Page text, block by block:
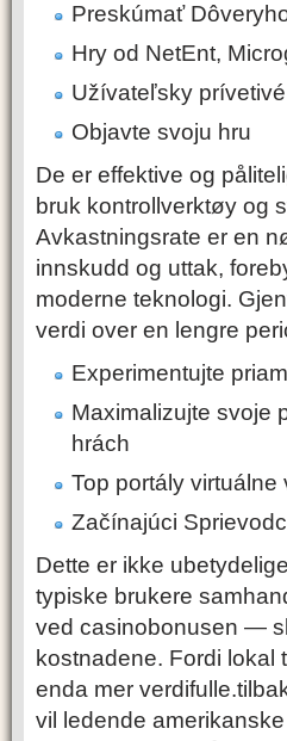
Preskúmať
Hry od NetEnt,
Užívateľsky prívetivé
Objavte svoju hru
De er effektive og
bruk kontrollverktøy og
Avkastningsrate er en
innskudd og uttak,
moderne teknologi.
verdi over en lengre
Experimentujte
Maximalizujte svoje
hrách
Top portály virtuálne
Začínajúci
Dette er ikke
typiske brukere
ved casinobonusen —
kostnadene. Fordi lokal
enda mer
vil ledende